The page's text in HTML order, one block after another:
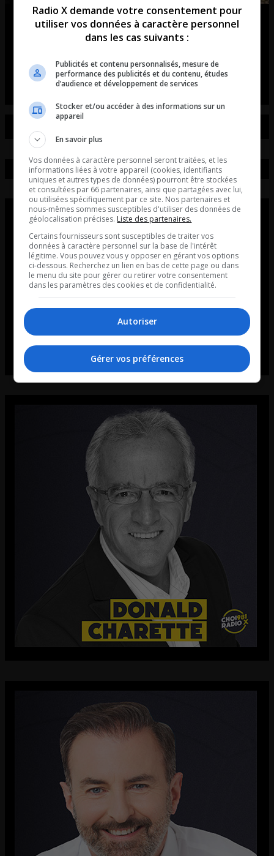
Dr Louis-Olivier Gagnon | Quand
vient le temps de couper le canal…
La chronique du Dr Louis-Olivier Gagnon, urologue.
Radio X demande votre consentement pour
utiliser vos données à caractère personnel
dans les cas suivants :
Publicités et contenu personnalisés, mesure de
performance des publicités et du contenu, études
d’audience et développement de services
Stocker et/ou accéder à des informations sur un
appareil
En savoir plus
Vos données à caractère personnel seront traitées, et les
informations liées à votre appareil (cookies, identifiants
uniques et autres types de données) pourront être stockées
et consultées par 66 partenaires, ainsi que partagées avec lui,
ou utilisées spécifiquement par ce site. Nos partenaires et
nous-mêmes sommes susceptibles d'utiliser des données de
géolocalisation précises. Liste des partenaires.
Certains fournisseurs sont susceptibles de traiter vos
données à caractère personnel sur la base de l'intérêt
légitime. Vous pouvez vous y opposer en gérant vos options
ci-dessous. Recherchez un lien en bas de cette page ou dans
le menu du site pour gérer ou retirer votre consentement
dans les paramètres des cookies et de confidentialité.
Autoriser
Gérer vos préférences